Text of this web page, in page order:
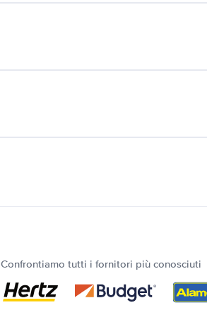
Confrontiamo tutti i fornitori più conosciuti